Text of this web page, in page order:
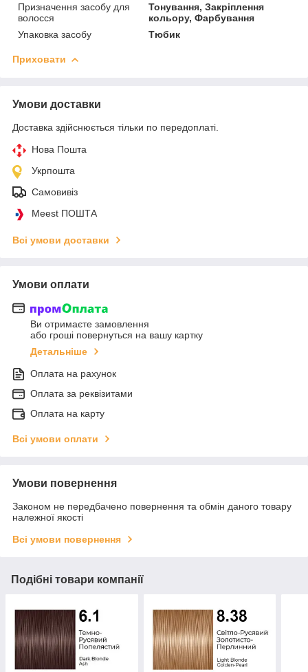
Призначення засобу для
волосся
Тонування, Закріплення
кольору, Фарбування
Упаковка засобу
Тюбик
Приховати
Умови доставки
Доставка здійснюється тільки по передоплаті.
Нова Пошта
Укрпошта
Самовивіз
Meest ПОШТА
Всі умови доставки
Умови оплати
Ви отримаєте замовлення
або гроші повернуться на вашу картку
Детальніше
Оплата на рахунок
Оплата за реквізитами
Оплата на карту
Всі умови оплати
Умови повернення
Законом не передбачено повернення та обмін даного товару
належної якості
Всі умови повернення
Подібні товари компанії